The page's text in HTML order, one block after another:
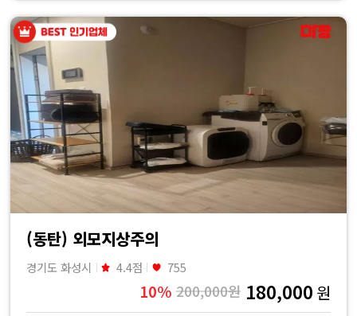
(동탄) 외모지상주의
경기도 화성시 4.4점 755
10% 200,000원 180,000 원